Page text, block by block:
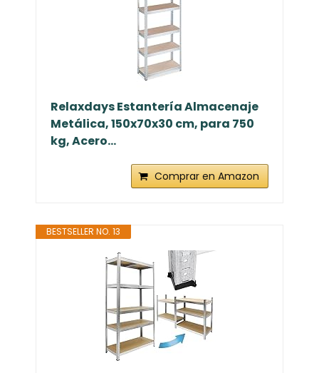
Relaxdays Estantería Almacenaje
Metálica, 150x70x30 cm, para 750
kg, Acero...
Comprar en Amazon
BESTSELLER NO. 13